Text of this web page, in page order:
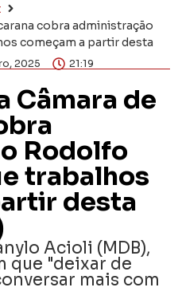
cobra administração
começam a partir desta
2025
21:19
Câmara de
Rodolfo
trabalhos
desta
Acioli (MDB),
que "deixar de
mais com